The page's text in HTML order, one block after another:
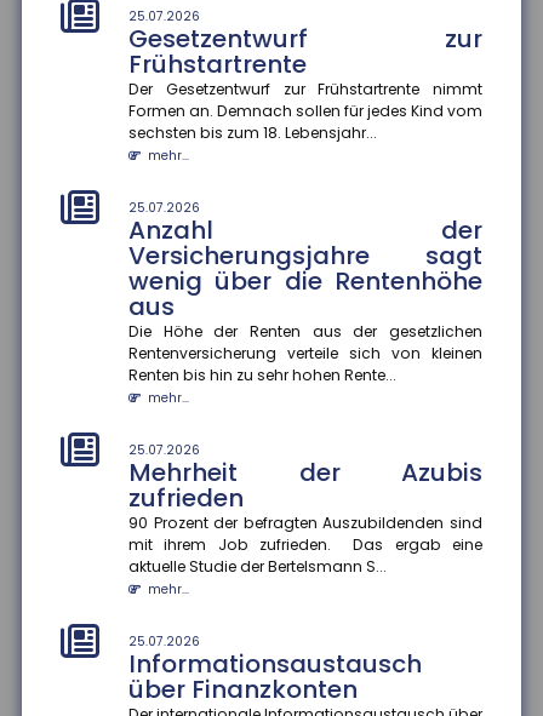
25.07.2026
Gesetzentwurf zur
Frühstartrente
Der Gesetzentwurf zur Frühstartrente nimmt
Formen an. Demnach sollen für jedes Kind vom
sechsten bis zum 18. Lebensjahr...
mehr...
25.07.2026
Anzahl der
Versicherungsjahre sagt
wenig über die Rentenhöhe
aus
Die Höhe der Renten aus der gesetzlichen
Rentenversicherung verteile sich von kleinen
Renten bis hin zu sehr hohen Rente...
mehr...
25.07.2026
Mehrheit der Azubis
zufrieden
90 Prozent der befragten Auszubildenden sind
mit ihrem Job zufrieden. Das ergab eine
aktuelle Studie der Bertelsmann S...
mehr...
25.07.2026
Informationsaustausch
über Finanzkonten
private Pflege- o...
mehr...
25.07.2026
Konjunkturerwartungen steigen
stark an
Im Juli stieg der ZEW-Index um 15,8 Punkte an und
aktuellen konjunk...
mehr...
21.07.2026
Zu wenig Mietangebot in
Großstädten
In vielen deutschen Großstädten ist das Angebot an
Mietwohnungen seit 2022 stark zurückgegangen ? in
Hamburg sogar um 57...
21.07.2026
Unwirksame Kündigung: Private
Krankenversicherung fordert
Beiträge nach
Ein Münchner musste trotz Wechsel in die gesetzliche
Krankenversicherung weiterhin Beiträge an seine
mehr...
21.07.2026
Tankrabatt entlastet